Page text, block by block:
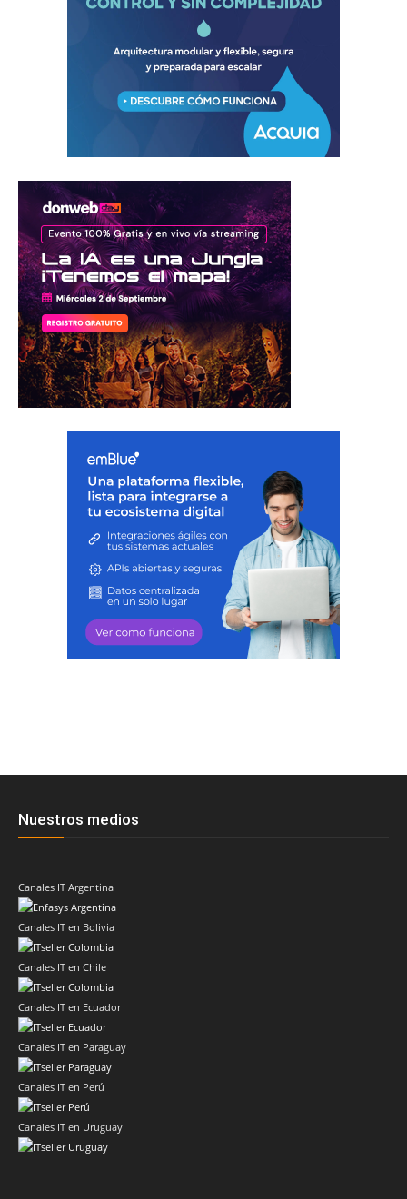
Nuestros medios
Canales IT Argentina
Canales IT en Bolivia
Canales IT en Chile
Canales IT en Ecuador
Canales IT en Paraguay
Canales IT en Perú
Canales IT en Uruguay